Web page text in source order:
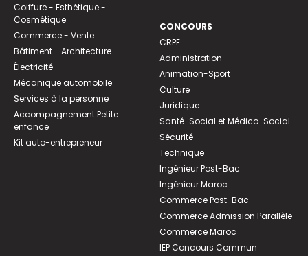
Coiffure - Esthétique -
Cosmétique
Commerce - Vente
Bâtiment - Architecture
Électricité
Mécanique automobile
Services à la personne
Accompagnement Petite
enfance
Kit auto-entrepreneur
CONCOURS
CRPE
Administration
Animation-Sport
Culture
Juridique
Santé-Social et Médico-Social
Sécurité
Technique
Ingénieur Post-Bac
Ingénieur Maroc
Commerce Post-Bac
Commerce Admission Parallèle
Commerce Maroc
IEP Concours Commun